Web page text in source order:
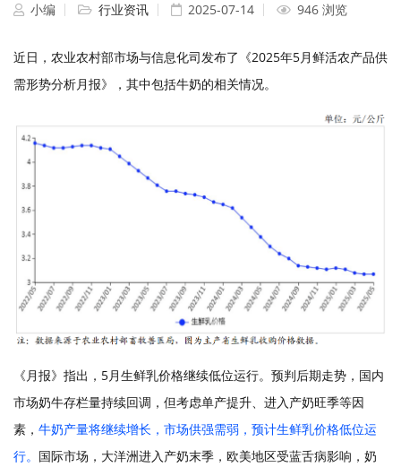
小编 行业资讯 2025-07-14 946 浏览
近日，农业农村部市场与信息化司发布了《2025年5月鲜活农产品供
需形势分析月报》，其中包括牛奶的相关情况。
《月报》指出， 5月生鲜乳价格继续低位运行。 预判后期走势 ， 国内
市场奶牛存栏量持续回调，但考虑单产提升、进入产奶旺季等因
素， 牛奶产量将继续增长，市场供强需弱，预计生鲜乳价格低位运
行。 国际市场 ， 大洋洲进入产奶末季，欧美地区受蓝舌病影响，奶